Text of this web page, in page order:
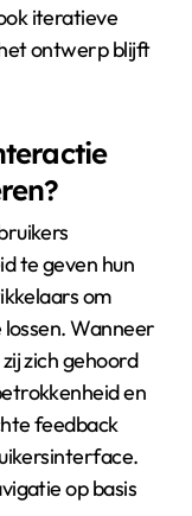
iteratieve
ontwerp blijft
te geven hun
om
Wanneer
zich gehoord
en
feedback
op basis